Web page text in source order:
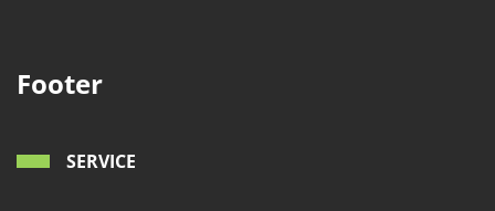
Footer
SERVICE